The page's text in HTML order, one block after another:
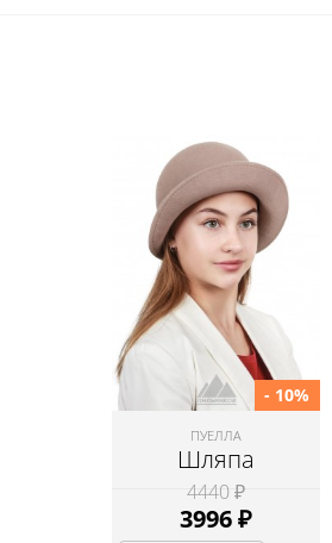
ПУЕЛЛА
Шляпа
4440 ₽
3996₽
- 10%